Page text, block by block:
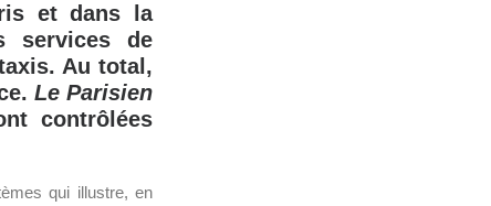
et dans la
services de
Au total,
Le Parisien
contrôlées
qui illustre, en